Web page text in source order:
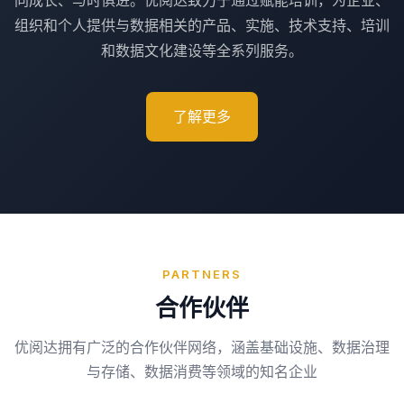
组织和个人提供与数据相关的产品、实施、技术支持、培训
和数据文化建设等全系列服务。
了解更多
PARTNERS
合作伙伴
优阅达拥有广泛的合作伙伴网络，涵盖基础设施、数据治理
与存储、数据消费等领域的知名企业